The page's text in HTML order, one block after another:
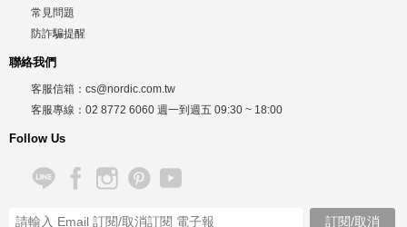
常見問題
防詐騙提醒
聯絡我們
客服信箱： cs@nordic.com.tw
客服專線： 02 8772 6060 週一到週五 09:30 ~ 18:00
Follow Us